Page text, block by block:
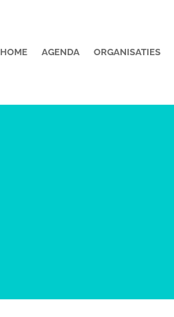
HOME AGENDA ORGANISATIES